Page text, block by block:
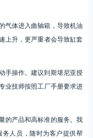
气体进入曲轴箱，导致机油
上升，更严重者会导致缸套
手操作。建议到斯堪尼亚授
业技师按照工厂手册要求进
的产品和高标准的服务。我
人员，随时为客户提供帮